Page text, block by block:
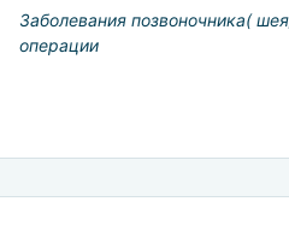
Заболевания позвоночника(
операции